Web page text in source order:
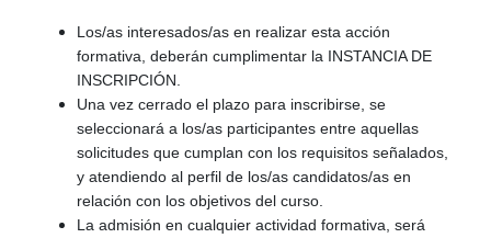
Los/as interesados/as en realizar esta acción
formativa, deberán cumplimentar la INSTANCIA DE
INSCRIPCIÓN.
Una vez cerrado el plazo para inscribirse, se
seleccionará a los/as participantes entre aquellas
solicitudes que cumplan con los requisitos señalados,
y atendiendo al perfil de los/as candidatos/as en
relación con los objetivos del curso.
La admisión en cualquier actividad formativa, será